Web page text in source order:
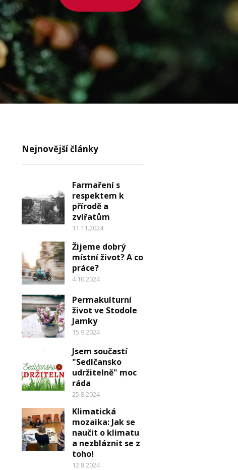
Nejnovější články
Farmaření s
respektem k
přírodě a
zvířatům
11.11.2024
Žijeme dobrý
místní život? A co
práce?
4.10.2024
Permakulturní
život ve Stodole
Jamky
15.9.2024
Jsem součastí
"Sedlčansko
udržitelně" moc
ráda
25.8.2024
Klimatická
mozaika: Jak se
naučit o klimatu
a nezbláznit se z
toho!
12.8.2024